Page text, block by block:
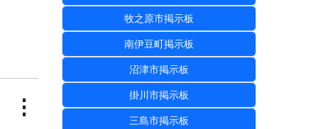
⋮
牧之原市掲示板
南伊豆町掲示板
沼津市掲示板
掛川市掲示板
三島市掲示板